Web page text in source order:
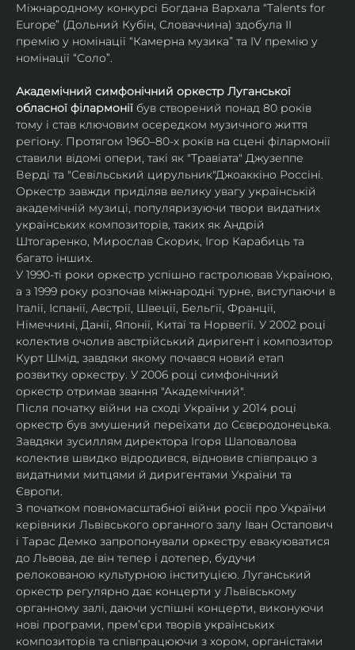
Міжнародному конкурсі Богдана Вархала “Talents for
Europe” (Дольний Кубін, Словаччина) здобула ІІ
премію у номінації “Камерна музика” та IV премію у
номінації “Соло”.
Академічний симфонічний оркестр Луганської
обласної філармонії був створений понад 80 років
тому і став ключовим осередком музичного життя
регіону. Протягом 1960–80-х років на сцені філармонії
ставили відомі опери, такі як "Травіата" Джузеппе
Верді та "Севільський цирульник"Джоаккіно Россіні.
Оркестр завжди приділяв велику увагу українській
академічній музиці, популяризуючи твори видатних
українських композиторів, таких як Андрій
Штогаренко, Мирослав Скорик, Ігор Карабиць та
багато інших.
У 1990-ті роки оркестр успішно гастролював Україною,
а з 1999 року розпочав міжнародні турне, виступаючи в
Італії, Іспанії, Австрії, Швеції, Бельгії, Франції,
Німеччині, Данії, Японії, Китаї та Норвегії. У 2002 році
колектив очолив австрійський диригент і композитор
Курт Шмід, завдяки якому почався новий етап
розвитку оркестру. У 2006 році симфонічний
оркестр отримав звання "Академічний".
Після початку війни на сході України у 2014 році
оркестр був змушений переїхати до Сєвєродонецька.
Завдяки зусиллям директора Ігоря Шаповалова
колектив швидко відродився, відновив співпрацю з
видатними митцями й диригентами України та
Європи.
З початком повномасштабної війни росії про України
керівники Львівського органного залу Іван Остапович
і Тарас Демко запропонували оркестру евакуюватися
до Львова, де він тепер і дотепер, будучи
релокованою культурною інституцією. Луганський
оркестр регулярно дає концерти у Львівському
органному залі, даючи успішні концерти, виконуючи
нові програми, прем’єри творів українських
композиторів та співпрацюючи з хором, органістами